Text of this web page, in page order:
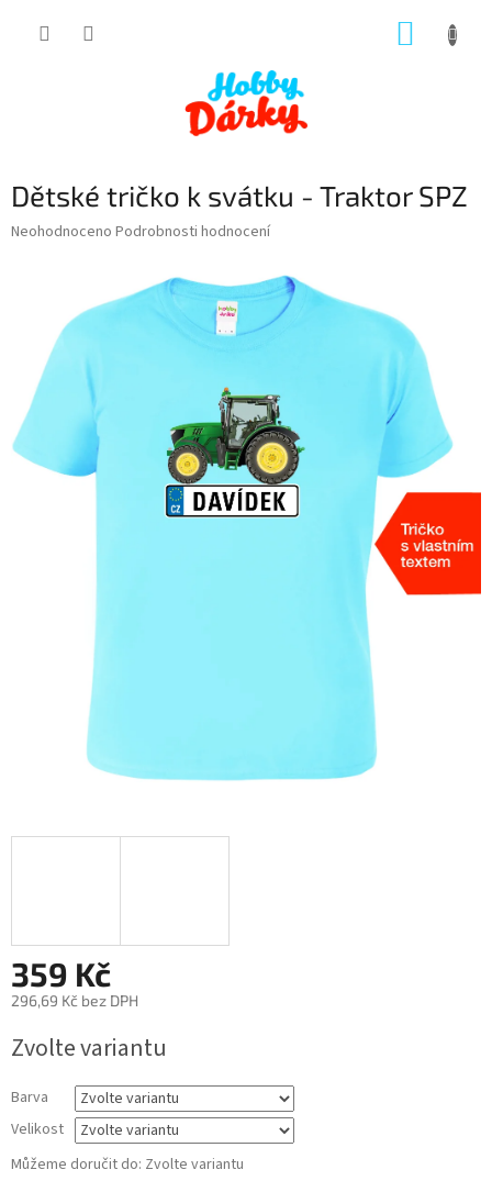
Dětské tričko k svátku - Traktor SPZ
Průměrné
hvězdiček.
Neohodnoceno Podrobnosti hodnocení
359 Kč
296,69 Kč bez DPH
cena:
Zvolte variantu
Barva
Velikost
Můžeme doručit do: Zvolte variantu